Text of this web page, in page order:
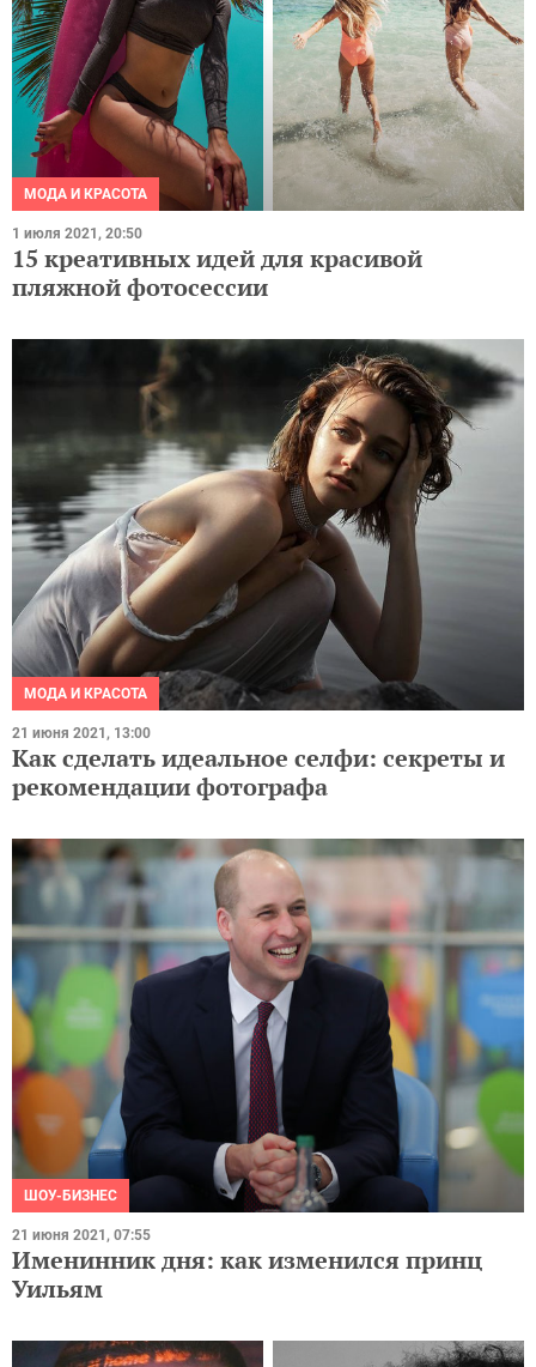
МОДА И КРАСОТА
1 июля 2021, 20:50
15 креативных идей для красивой
пляжной фотосессии
МОДА И КРАСОТА
21 июня 2021, 13:00
Как сделать идеальное селфи: секреты и
рекомендации фотографа
ШОУ-БИЗНЕС
21 июня 2021, 07:55
Именинник дня: как изменился принц
Уильям